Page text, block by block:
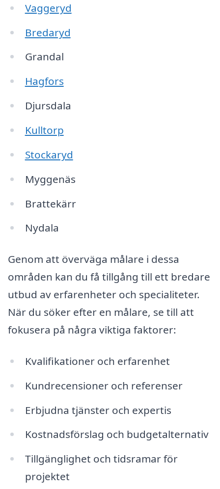
Vaggeryd
Bredaryd
Grandal
Hagfors
Djursdala
Kulltorp
Stockaryd
Myggenäs
Brattekärr
Nydala
Genom att överväga målare i dessa
områden kan du få tillgång till ett bredare
utbud av erfarenheter och specialiteter.
När du söker efter en målare, se till att
fokusera på några viktiga faktorer:
Kvalifikationer och erfarenhet
Kundrecensioner och referenser
Erbjudna tjänster och expertis
Kostnadsförslag och budgetalternativ
Tillgänglighet och tidsramar för
projektet